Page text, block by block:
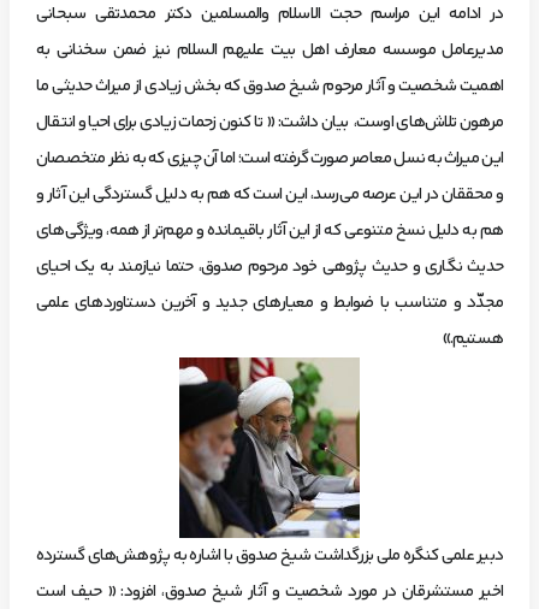
در ادامه این مراسم حجت الاسلام والمسلمین دکتر محمدتقی سبحانی
مدیرعامل موسسه معارف اهل بیت علیهم السلام نیز ضمن سخنانی به
اهمیت شخصیت و آثار مرحوم شیخ صدوق که بخش زیادی از میراث حدیثی ما
مرهون تلاش‌های اوست، بیان داشت: « تا کنون زحمات زیادی برای احیا و انتقال
این میراث به نسل معاصر صورت گرفته است؛ اما آن چیزی که به نظر متخصصان
و محققان در این عرصه می‌رسد، این است که هم به دلیل گستردگی این آثار و
هم به دلیل نسخ متنوعی که از این آثار باقیمانده و مهم‌تر از همه، ویژگی‌های
حدیث نگاری و حدیث پژوهی خود مرحوم صدوق، حتما نیازمند به یک احیای
مجدّد و متناسب با ضوابط و معیارهای جدید و آخرین دستاوردهای علمی
هستیم.»
دبیر علمی کنگره ملی بزرگداشت شیخ صدوق با اشاره به پژوهش‌های گسترده‌
اخیر مستشرقان در مورد شخصیت و آثار شیخ صدوق، افزود: « حیف است